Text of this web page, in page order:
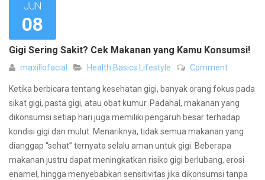
JUN
08
Gigi Sering Sakit? Cek Makanan yang Kamu Konsumsi!
maxillofacial Health Basics Lifestyle Comment
Ketika berbicara tentang kesehatan gigi, banyak orang fokus pada
sikat gigi, pasta gigi, atau obat kumur. Padahal, makanan yang
dikonsumsi setiap hari juga memiliki pengaruh besar terhadap
kondisi gigi dan mulut. Menariknya, tidak semua makanan yang
dianggap “sehat” ternyata selalu aman untuk gigi. Beberapa
makanan justru dapat meningkatkan risiko gigi berlubang, erosi
enamel, hingga menyebabkan sensitivitas jika dikonsumsi tanpa